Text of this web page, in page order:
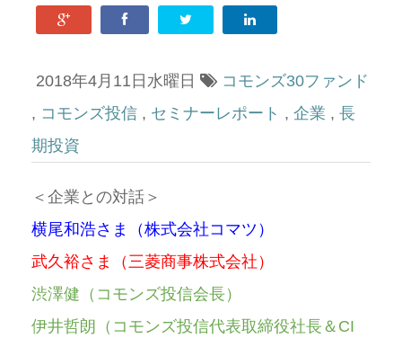
2018年4月11日水曜日
コモンズ30ファンド
, コモンズ投信 , セミナーレポート , 企業 , 長
期投資
＜企業との対話＞
横尾和浩さま（株式会社コマツ）
武久裕さま（三菱商事株式会社）
渋澤健（コモンズ投信会長）
伊井哲朗（コモンズ投信代表取締役社長＆CI